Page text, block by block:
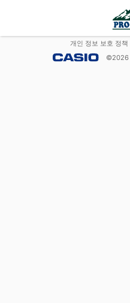
개인 정보 보호 정책
©2026